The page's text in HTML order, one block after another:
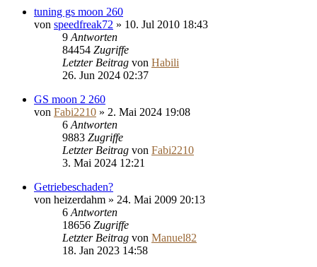
tuning gs moon 260
von speedfreak72 » 10. Jul 2010 18:43
9 Antworten
84454 Zugriffe
Letzter Beitrag von Habili
26. Jun 2024 02:37
GS moon 2 260
von Fabi2210 » 2. Mai 2024 19:08
6 Antworten
9883 Zugriffe
Letzter Beitrag von Fabi2210
3. Mai 2024 12:21
Getriebeschaden?
von heizerdahm » 24. Mai 2009 20:13
6 Antworten
18656 Zugriffe
Letzter Beitrag von Manuel82
18. Jan 2023 14:58